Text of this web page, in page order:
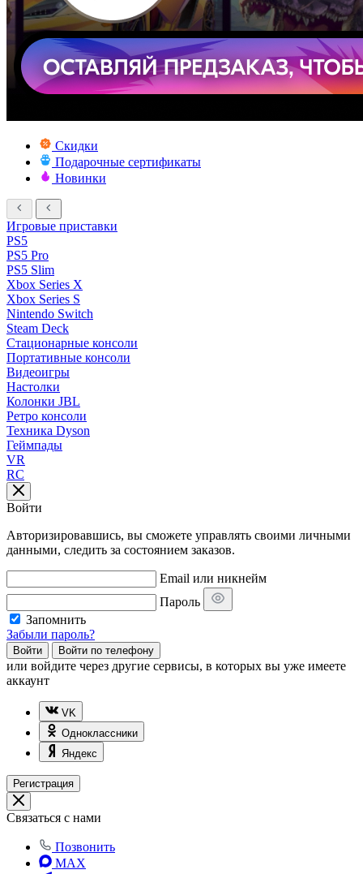
Скидки
Подарочные сертификаты
Новинки
Игровые приставки
PS5
PS5 Pro
PS5 Slim
Xbox Series X
Xbox Series S
Nintendo Switch
Steam Deck
Стационарные консоли
Портативные консоли
Видеоигры
Настолки
Колонки JBL
Ретро консоли
Техника Dyson
Геймпады
VR
RC
Войти
Авторизировавшись, вы сможете управлять своими личными
данными, следить за состоянием заказов.
Email или никнейм
Пароль
Запомнить
Забыли пароль?
Войти Войти по телефону
или войдите через другие сервисы, в которых вы уже имеете
аккаунт
VK
Одноклассники
Яндекс
Регистрация
Связаться с нами
Позвонить
MAX